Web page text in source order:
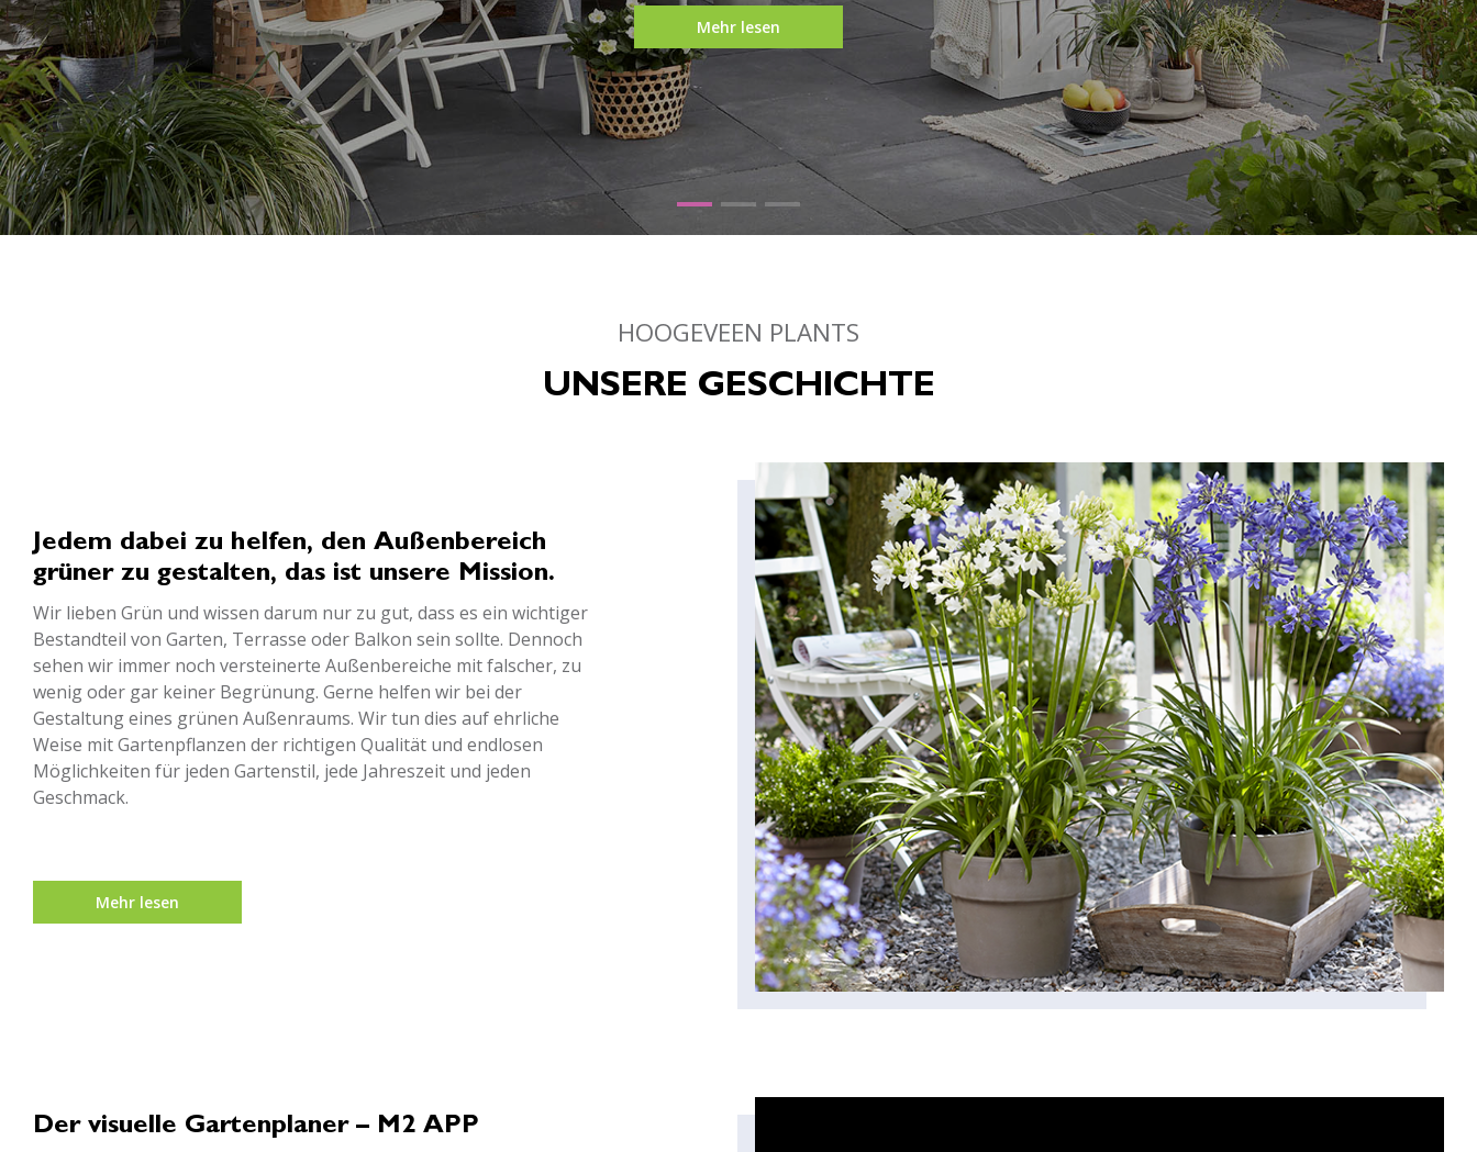
Mehr lesen
HOOGEVEEN PLANTS
UNSERE GESCHICHTE
Jedem dabei zu helfen, den Außenbereich
grüner zu gestalten, das ist unsere Mission.
Wir lieben Grün und wissen darum nur zu gut, dass es ein wichtiger
Bestandteil von Garten, Terrasse oder Balkon sein sollte. Dennoch
sehen wir immer noch versteinerte Außenbereiche mit falscher, zu
wenig oder gar keiner Begrünung. Gerne helfen wir bei der
Gestaltung eines grünen Außenraums. Wir tun dies auf ehrliche
Weise mit Gartenpflanzen der richtigen Qualität und endlosen
Möglichkeiten für jeden Gartenstil, jede Jahreszeit und jeden
Geschmack.
Mehr lesen
Der visuelle Gartenplaner – M2 APP